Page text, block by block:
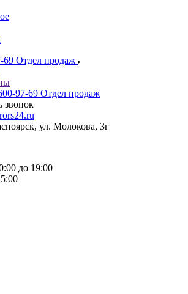
69 Отдел продаж
97-69 Отдел продаж
звонок
ул. Молокова, 3г
до 19:00